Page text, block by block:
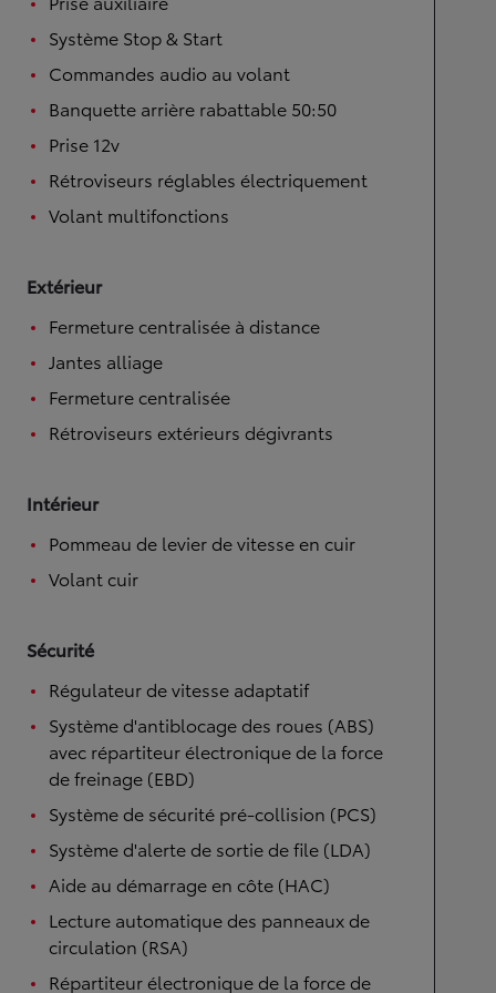
Système Stop & Start
Commandes audio au volant
Banquette arrière rabattable 50:50
Prise 12v
Rétroviseurs réglables électriquement
Volant multifonctions
Extérieur
Fermeture centralisée à distance
Jantes alliage
Fermeture centralisée
Rétroviseurs extérieurs dégivrants
Intérieur
Pommeau de levier de vitesse en cuir
Volant cuir
Sécurité
Régulateur de vitesse adaptatif
Système d'antiblocage des roues (ABS)
avec répartiteur électronique de la force
de freinage (EBD)
Système de sécurité pré-collision (PCS)
Système d'alerte de sortie de file (LDA)
Aide au démarrage en côte (HAC)
Lecture automatique des panneaux de
circulation (RSA)
Répartiteur électronique de la force de